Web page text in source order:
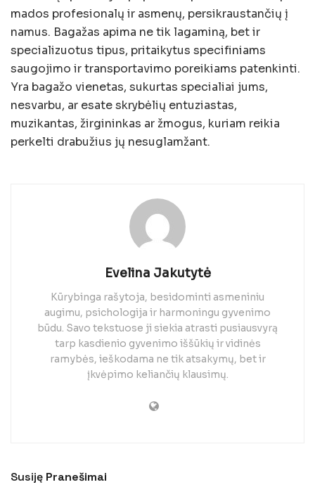
mados profesionalų ir asmenų, persikraustančių į
namus. Bagažas apima ne tik lagaminą, bet ir
specializuotus tipus, pritaikytus specifiniams
saugojimo ir transportavimo poreikiams patenkinti.
Yra bagažo vienetas, sukurtas specialiai jums,
nesvarbu, ar esate skrybėlių entuziastas,
muzikantas, žirgininkas ar žmogus, kuriam reikia
perkelti drabužius jų nesuglamžant.
Evelina Jakutytė
Kūrybinga rašytoja, besidominti asmeniniu
augimu, psichologija ir harmoningu gyvenimo
būdu. Savo tekstuose ji siekia atrasti pusiausvyrą
tarp kasdienio gyvenimo iššūkių ir vidinės
ramybės, ieškodama ne tik atsakymų, bet ir
įkvėpimo keliančių klausimų.
Susiję Pranešimai